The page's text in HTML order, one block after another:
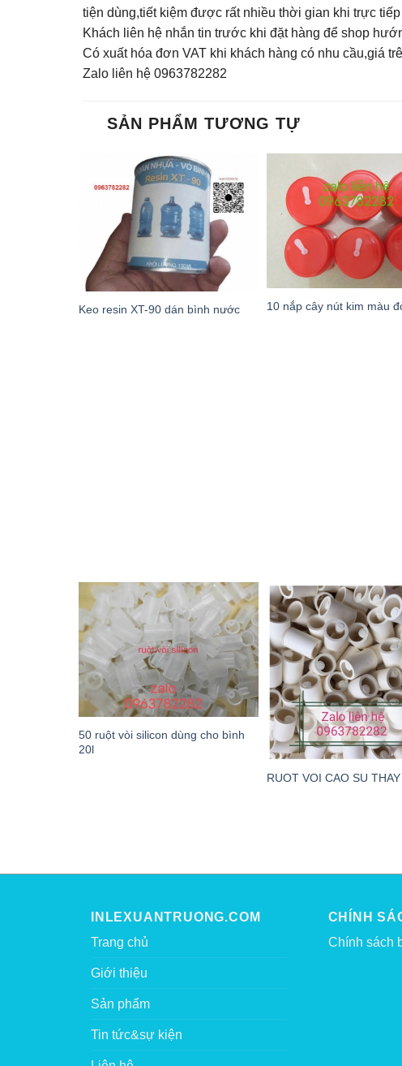
tiện dùng,tiết kiệm được rất nhiều thời gian khi trực
Khách liên hệ nhắn tin trước khi đặt hàng để shop
Có xuất hóa đơn VAT khi khách hàng có nhu cầu,giá
Zalo liên hệ 0963782282
SẢN PHẨM TƯƠNG TỰ
Keo resin XT-90 dán bình nước 10 nắp cây nút kim màu
50 ruột vòi silicon dùng cho bình
20l
RUOT VOI CAO SU
INLEXUANTRUONG.COM
Trang chủ
Giới thiệu
Sản phẩm
Tin tức&sự kiện
CHÍNH
Chính sách